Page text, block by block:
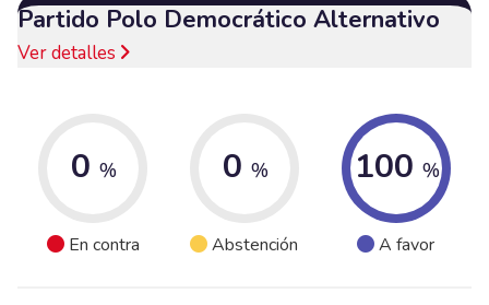
Partido Polo Democrático Alternativo
Ver detalles
0 %
En contra
0 %
Abstención
100 %
A favor